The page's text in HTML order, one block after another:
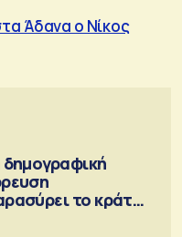
Άδανα ο Νίκος
το κράτος